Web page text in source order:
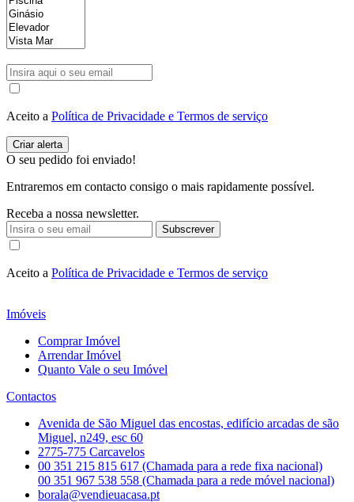
Aceito a Política de Privacidade e Termos de serviço
O seu pedido foi enviado!
Entraremos em contacto consigo o mais rapidamente possível.
Receba a nossa newsletter.
Subscrever
Aceito a Política de Privacidade e Termos de serviço
Imóveis
Comprar Imóvel
Arrendar Imóvel
Quanto Vale o seu Imóvel
Contactos
Avenida de São Miguel das encostas, edifício arcadas de são
Miguel, n249, esc 60
2775-775 Carcavelos
00 351 215 815 617 (Chamada para a rede fixa nacional)
00 351 967 538 558 (Chamada para a rede móvel nacional)
borala@vendieuacasa.pt